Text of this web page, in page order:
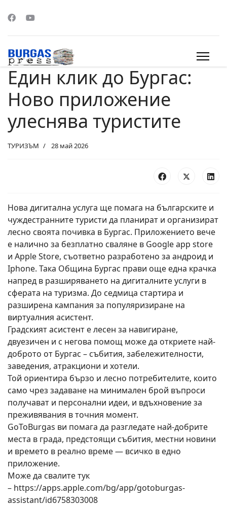
Един клик до Бургас:
Ново приложение
улеснява туристите
ТУРИЗЪМ 28 май 2026
Нова дигитална услуга ще помага на българските и
чуждестранните туристи да планират и организират
лесно своята почивка в Бургас. Приложението вече
е налично за безплатно сваляне в Google app store
и Apple Store, съответно разработено за андроид и
Iphone. Така Община Бургас прави още една крачка
напред в разширяването на дигиталните услуги в
сферата на туризма. До седмица стартира и
разширена кампания за популяризиране на
виртуалния асистент.
Градският асистент е лесен за навигиране,
двуезичен и с негова помощ може да откриете най-
доброто от Бургас – събития, забележителности,
заведения, атракциони и хотели.
Той ориентира бързо и лесно потребителите, които
само чрез задаване на минимален брой въпроси
получават и персонални идеи, и вдъхновение за
преживявания в точния момент.
GoToBurgas ви помага да разгледате най-добрите
места в града, предстоящи събития, местни новини
и времето в реално време — всичко в едно
приложение.
Може да свалите тук
– https://apps.apple.com/bg/app/gotoburgas-
assistant/id6758303008